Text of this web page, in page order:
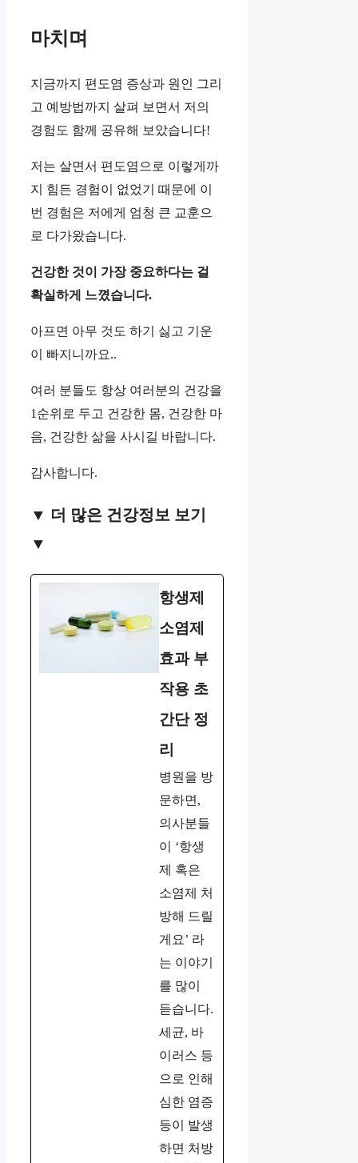
마치며
지금까지 편도염 증상과 원인 그리
고 예방법까지 살펴 보면서 저의
경험도 함께 공유해 보았습니다!
저는 살면서 편도염으로 이렇게까
지 힘든 경험이 없었기 때문에 이
번 경험은 저에게 엄청 큰 교훈으
로 다가왔습니다.
건강한 것이 가장 중요하다는 걸
확실하게 느꼈습니다.
아프면 아무 것도 하기 싫고 기운
이 빠지니까요..
여러 분들도 항상 여러분의 건강을
1순위로 두고 건강한 몸, 건강한 마
음, 건강한 삶을 사시길 바랍니다.
감사합니다.
▼ 더 많은 건강정보 보기
▼
항생제
소염제
효과 부
작용 초
간단 정
리
병원을 방
문하면,
의사분들
이 ‘항생
제 혹은
소염제 처
방해 드릴
게요’ 라
는 이야기
를 많이
듣습니다.
세균, 바
이러스 등
으로 인해
심한 염증
등이 발생
하면 처방